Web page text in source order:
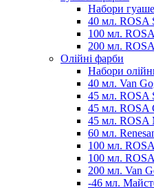
Набори
40 мл. ROSA
100 мл.
200 мл.
Олійні фарби
Набори
40 мл. Van
45 мл. ROSA
45 мл. ROSA
45 мл. ROSA
60 мл.
100 мл.
100 мл.
200 мл. Van
-46 мл.